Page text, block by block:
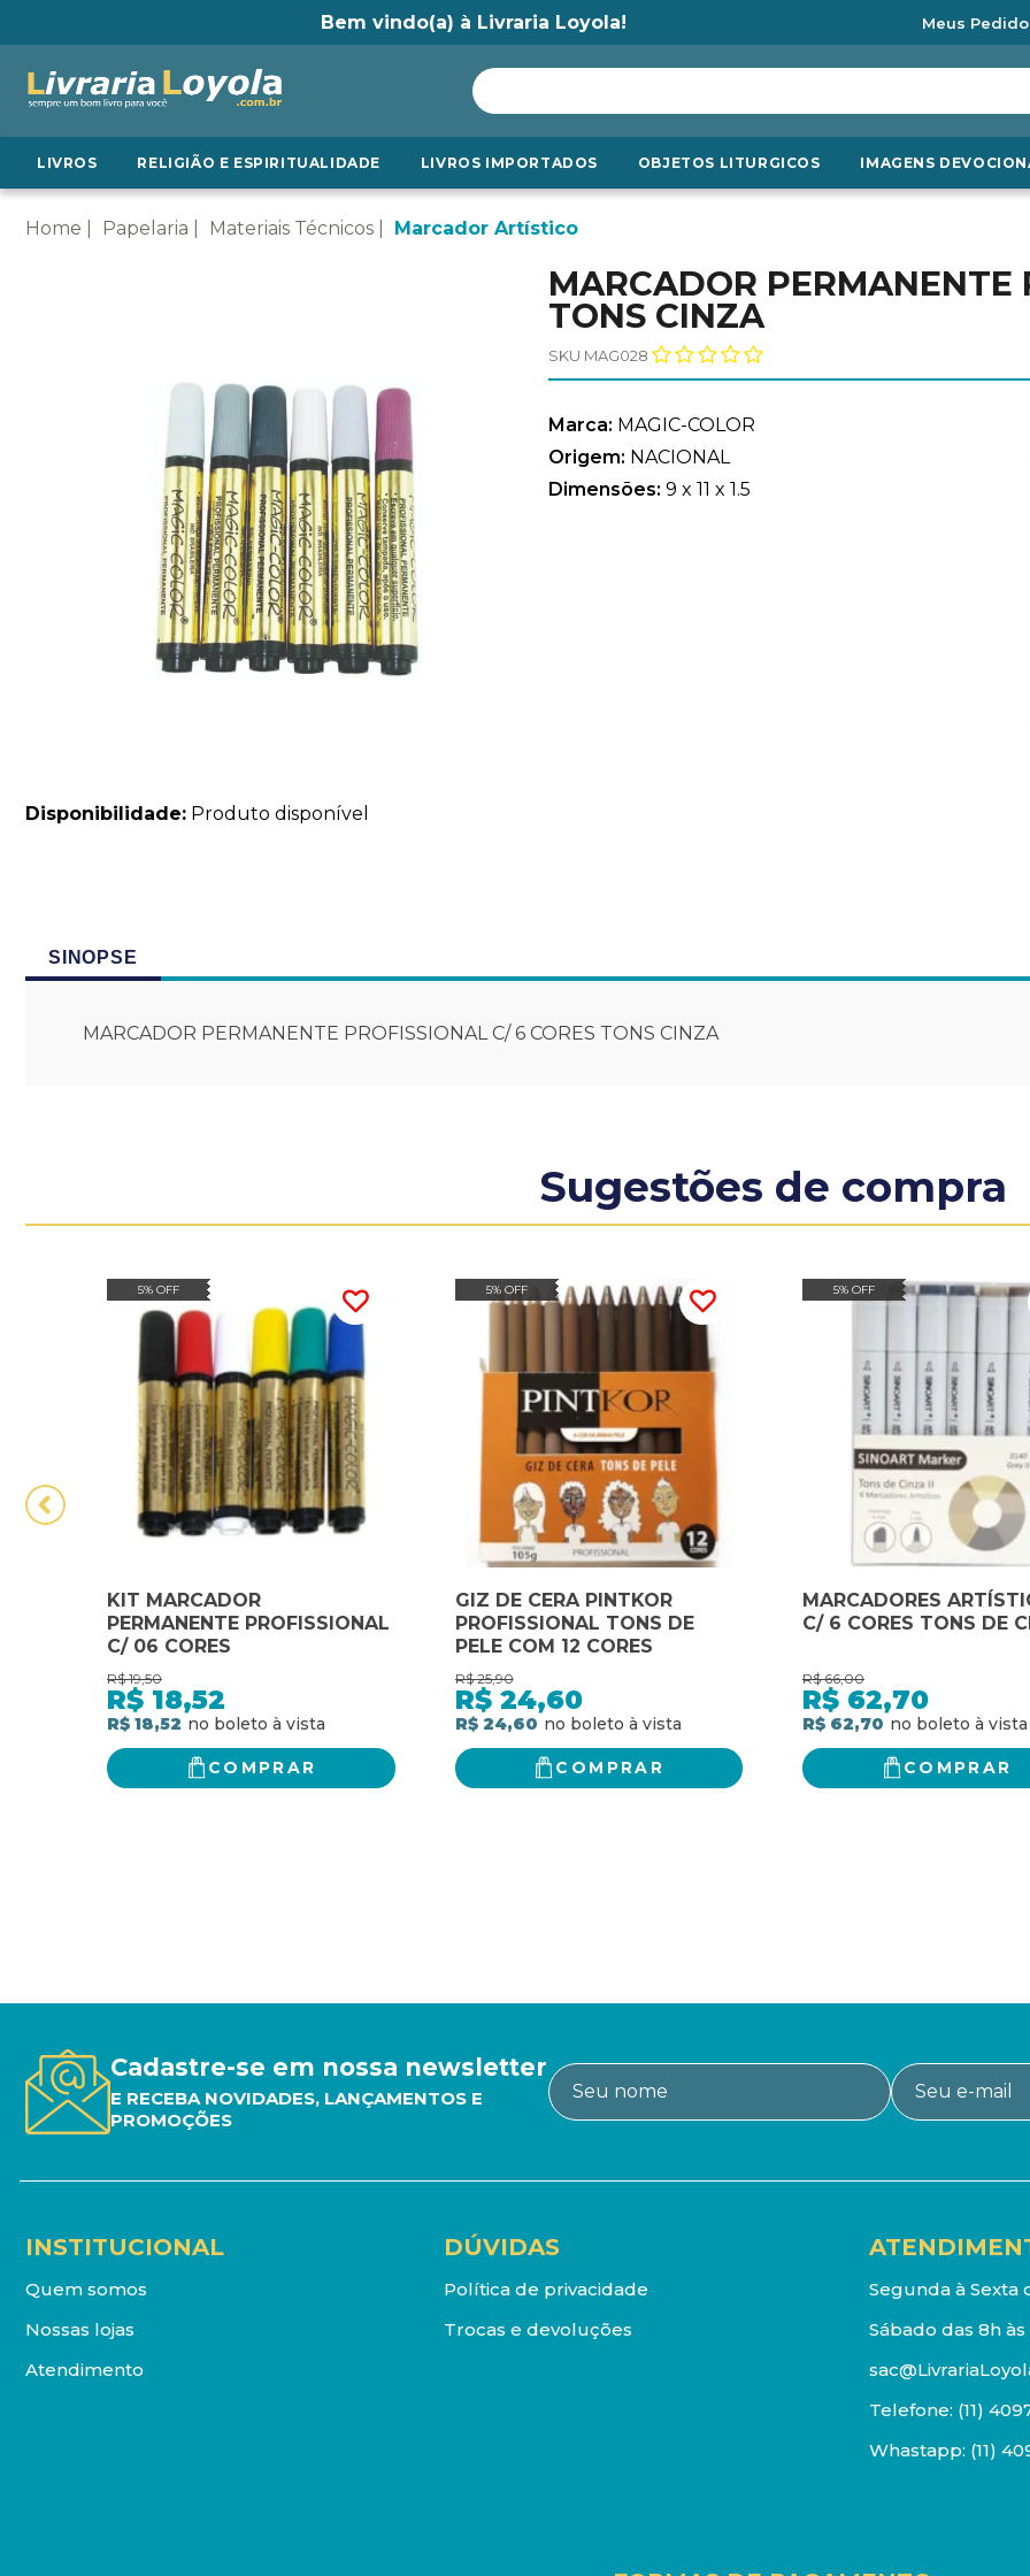
Bem vindo(a) à Livraria Loyola! Meus
LIVROS RELIGIÃO E ESPIRITUALIDADE LIVROS IMPORTADOS OBJETOS LITURGICOS IMAGENS
Home Papelaria Materiais Técnicos Marcador Artístico
Disponibilidade: Produto disponível
MARCADOR PERMANENTE
TONS CINZA
SKU MAG028
Marca: MAGIC-COLOR
Origem: NACIONAL
Dimensões: 9 x 11 x 1.5
SINOPSE
MARCADOR PERMANENTE PROFISSIONAL C/ 6 CORES TONS CINZA
Sugestões de compra
5% OFF
KIT MARCADOR
PERMANENTE PROFISSIONAL
C/ 06 CORES
R$ 19,50
R$ 18,52
R$ 18,52
COMPRAR
5% OFF
GIZ DE CERA PINTKOR
PROFISSIONAL TONS DE
PELE COM 12 CORES
R$ 25,90
R$ 24,60
R$ 24,60
COMPRAR
5% OFF
MARCADORES
C/ 6 CORES TONS DE
R$ 66,00
R$ 62,70
R$ 62,70
COMPRAR
Cadastre-se em nossa newsletter
E RECEBA NOVIDADES, LANÇAMENTOS E
PROMOÇÕES
INSTITUCIONAL
Quem somos
Nossas lojas
Atendimento
DÚVIDAS
Política de privacidade
Trocas e devoluções
Segunda à Sexta
Sábado das 8h às
Telefone: (11)
Whastapp: (11)